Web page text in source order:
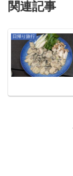
関連記事
日帰り旅行